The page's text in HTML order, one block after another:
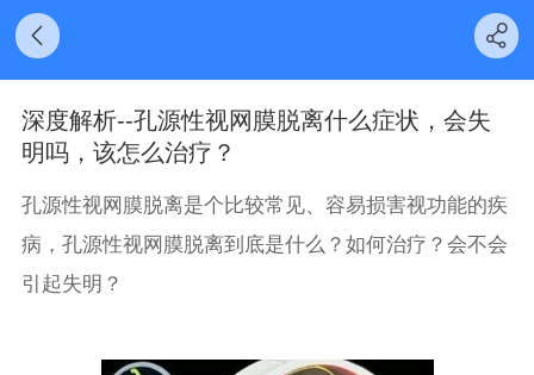
深度解析--孔源性视网膜脱离什么症状，会失
明吗，该怎么治疗？
孔源性视网膜脱离是个比较常见、容易损害视功能的疾
病，孔源性视网膜脱离到底是什么？如何治疗？会不会
引起失明？